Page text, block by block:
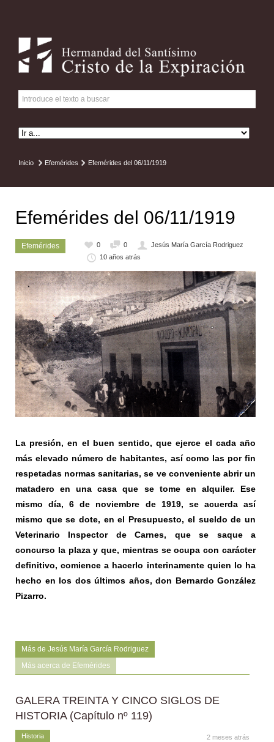
Inicio Efemérides Efemérides del 06/11/1919
Efemérides del 06/11/1919
Efemérides 0 0
Jesús María García Rodriguez
10 años atrás
La presión, en el buen sentido, que ejerce el cada año
más elevado número de habitantes, así como las por fin
respetadas normas sanitarias, se ve conveniente abrir un
matadero en una casa que se tome en alquiler. Ese
mismo día, 6 de noviembre de 1919, se acuerda así
mismo que se dote, en el Presupuesto, el sueldo de un
Veterinario Inspector de Carnes, que se saque a
concurso la plaza y que, mientras se ocupa con carácter
definitivo, comience a hacerlo interinamente quien lo ha
hecho en los dos últimos años, don Bernardo González
Pizarro.
Más de Jesús María García Rodriguez
Más acerca de Efemérides
GALERA TREINTA Y CINCO SIGLOS DE
HISTORIA (Capítulo nº 119)
Historia 2 meses atrás